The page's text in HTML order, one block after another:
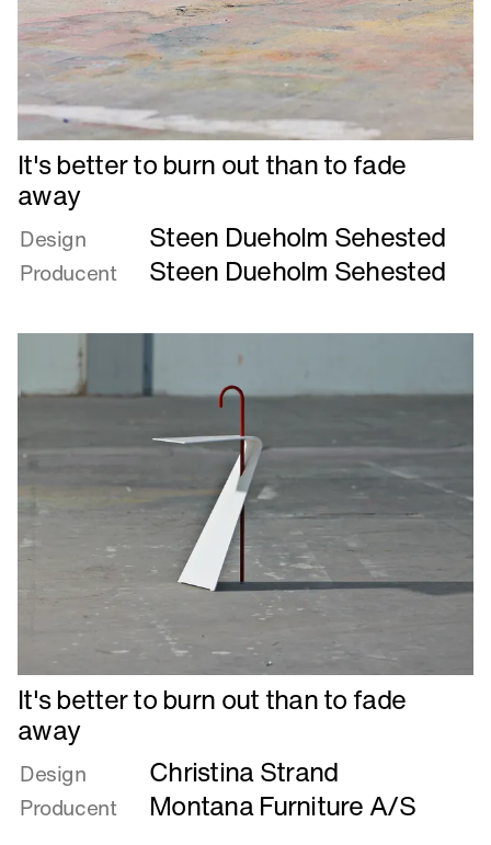
Læs
mere
om
It's
better
to
out
to
It's better to burn out than to fade
away
Design Steen Dueholm Sehested
Producent Steen Dueholm Sehested
Læs
mere
om
It's
better
to
It's better to burn out than to fade
away
Design Christina Strand
Producent Montana Furniture A/S